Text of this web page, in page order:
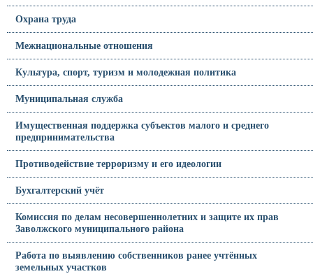
Охрана труда
Межнациональные отношения
Культура, спорт, туризм и молодежная политика
Муниципальная служба
Имущественная поддержка субъектов малого и среднего
предпринимательства
Противодействие терроризму и его идеологии
Бухгалтерский учёт
Комиссия по делам несовершеннолетних и защите их прав
Заволжского муниципального района
Работа по выявлению собственников ранее учтённых
земельных участков